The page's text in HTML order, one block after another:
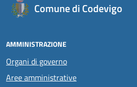
Comune di Codevigo
AMMINISTRAZIONE
Organi di governo
Aree amministrative